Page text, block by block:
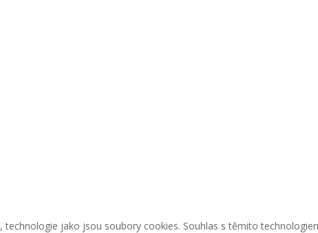
jako jsou soubory cookies. Souhlas s těmito